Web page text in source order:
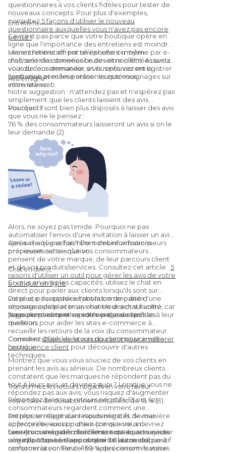
Vous recommanderaient-ils à un ami ?
(Oui, c'est uneNet Promoter Score
question.)
questionnaires à vos clients fidèles pour tester de
nouveaux concepts. Pour plus d'exemples,
consultez5 façons d'utiliser le nouveau
questionnaire auxquelles vous n'avez pas encore
pensé !.
Entretiens
Ce n'est pas parce que votre boutique opère en
ligne que l'importance des entretiens est moindre.
Les entretiens offrent un excellent moyen
d'obtenir des données brutes et non filtrées sur la
voix du consommateur, et ils renforceront la
confiance avec les personnes que vous
interviewez.
Menez l'entretien par téléphone ou même par e-
mail, selon la convenance de votre client. Assurez-
vous de leur demander si vous pouvez enregistrer
l'entretien et même utiliser leurs témoignages sur
votre site web.
Avis en ligne
Notre suggestion : n'attendez pas et n'espérez pas
simplement que les clients laissent des avis.
Pourquoi ?
Vos clients sont bien plus disposés à laisser des avis
que vous ne le pensez :
76 % des consommateurs laisseront un avis si on le
leur demande (2).
Alors, ne soyez pas timide. Pourquoi ne pas
automatiser l'envoi d'une invitation à laisser un avis
après chaque achat ? De nombreux fournisseurs
proposent cette solution.
Ces avis en ligne fourniront des informations
précieuses sur ce que vos consommateurs
pensent de votre marque, de leur parcours client
et de vos produits/services. Consultez cet article : 5
raisons d'utiliser un outil pour gérer les avis de votre
boutique en ligne.
Chat en direct
Si vous en avez les capacités, utilisez le chat en
direct pour parler aux clients lorsqu'ils sont sur
votre site. Ils apprécieront la commodité d'une
réponse rapide et trouveront leur achat facilité, car
ils pourront obtenir rapidement une réponse à leur
question.
De plus, pour réduire l'abandon de panier,
envisagez de placer un chat en direct sur votre
page de paiement ou votre page de tarifs.
Nous pensons que les outils ci-dessus sont les
meilleurs pour aider les sites e-commerce à
recueillir les retours de la voix du consommateur.
ConsultezOutils de la voix du client pour améliorer
l'expérience client pour découvrir d'autres
techniques.
Comment utiliser les retours pour promouvoir votre
boutique
Montrez que vous vous souciez de vos clients en
prenant les avis au sérieux. De nombreux clients
constatent que les marques ne répondent pas du
tout à leurs avis, et devinez quoi ? Lorsque vous ne
répondez pas aux avis, vous risquez d'augmenter
votre taux de désabonnement client de 15 % (3).
Transformez les retours négatifs en votre faveur
Répondez bien aux retours négatifs. Et oui, les
consommateurs regardent comment une
entreprise réagit aux retours négatifs. Si vous
collectez beaucoup d'avis (ce que vous devriez
faire !), vous en aurez forcément quelques-uns de
négatifs. Mais savez-vous quoi ? Cela contribue à
renforcer la confiance. 30 % des consommateurs
De plus, en répondant rapidement et de manière
appropriée, vous pourriez convaincre un
consommateur de modifier sa note ou son avis sur
votre boutique et ainsi obtenir un autre avis positif.
Les retours négatifs des clients sont aussi toujours
une opportunité d'apprendre de la voix du
consommateur. Peut-être apprécieront-ils votre